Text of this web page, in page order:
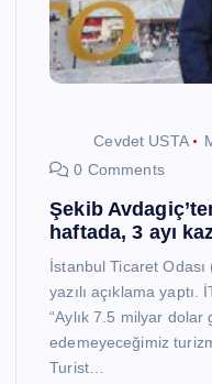
Cevdet USTA
0 Comments
Şekib
haftada, 3 ayı
İstanbul Ticaret
yazılı açıklama yaptı.
“Aylık 7.5 milyar
edemeyeceğimiz
Turist…